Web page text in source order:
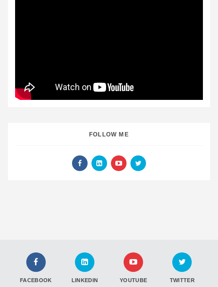
FOLLOW ME
FACEBOOK LINKEDIN YOUTUBE TWITTER